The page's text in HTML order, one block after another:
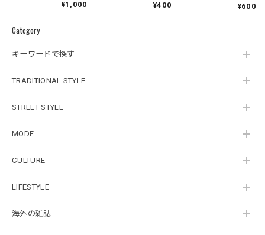
Category
キーワードで探す
TRADITIONAL STYLE
STREET STYLE
MODE
CULTURE
LIFESTYLE
海外の雑誌
¥1,000 ¥400 ¥600